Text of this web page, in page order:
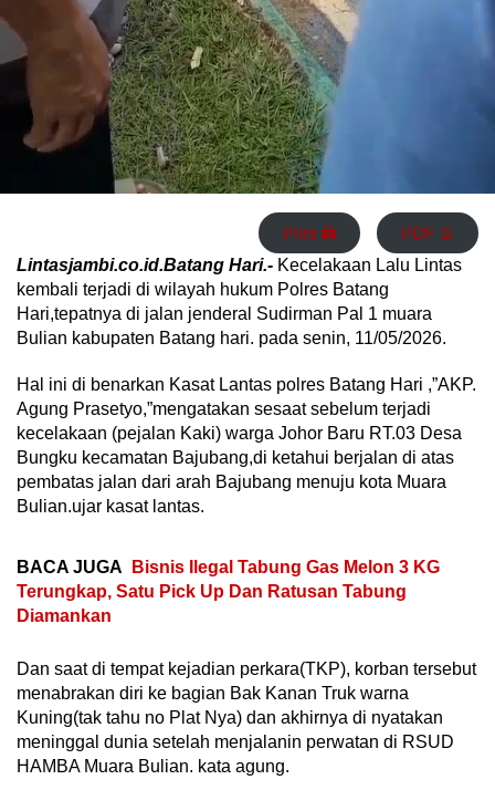
Print 🖨 PDF 📄
Lintasjambi.co.id.Batang Hari.- Kecelakaan Lalu Lintas
kembali terjadi di wilayah hukum Polres Batang
Hari,tepatnya di jalan jenderal Sudirman Pal 1 muara
Bulian kabupaten Batang hari. pada senin, 11/05/2026.
Hal ini di benarkan Kasat Lantas polres Batang Hari ,”AKP.
Agung Prasetyo,”mengatakan sesaat sebelum terjadi
kecelakaan (pejalan Kaki) warga Johor Baru RT.03 Desa
Bungku kecamatan Bajubang,di ketahui berjalan di atas
pembatas jalan dari arah Bajubang menuju kota Muara
Bulian.ujar kasat lantas.
BACA JUGA
Bisnis Ilegal Tabung Gas Melon 3 KG
Terungkap, Satu Pick Up Dan Ratusan Tabung
Diamankan
Dan saat di tempat kejadian perkara(TKP), korban tersebut
menabrakan diri ke bagian Bak Kanan Truk warna
Kuning(tak tahu no Plat Nya) dan akhirnya di nyatakan
meninggal dunia setelah menjalanin perwatan di RSUD
HAMBA Muara Bulian. kata agung.